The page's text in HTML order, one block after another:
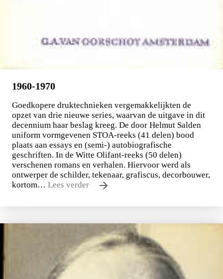
1960-1970
Goedkopere druktechnieken vergemakkelijkten de
opzet van drie nieuwe series, waarvan de uitgave in dit
decennium haar beslag kreeg. De door Helmut Salden
uniform vormgevenen STOA-reeks (41 delen) bood
plaats aan essays en (semi-) autobiografische
geschriften. In de Witte Olifant-reeks (50 delen)
verschenen romans en verhalen. Hiervoor werd als
ontwerper de schilder, tekenaar, grafiscus, decorbouwer,
kortom… Lees verder